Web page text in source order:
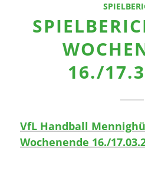
16./
VfL Handball
Wochenende 16./